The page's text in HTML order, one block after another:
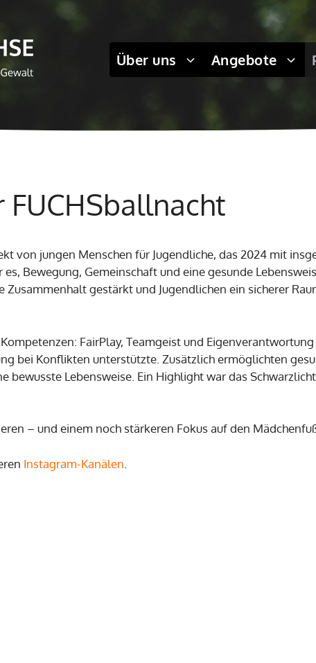
Über uns Angebote
von jungen Menschen für Jugendliche, das 2024 mit
Bewegung, Gemeinschaft und eine gesunde
gestärkt und Jugendlichen ein sicherer
FairPlay, Teamgeist und
bei Konflikten unterstützte. Zusätzlich ermöglichten
bewusste Lebensweise. Ein Highlight war das
– und einem noch stärkeren Fokus auf den
Instagram-Kanälen